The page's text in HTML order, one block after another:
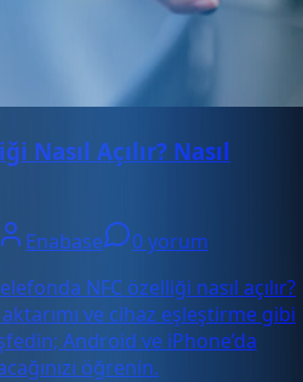
Nasıl Açılır? Nasıl
Enabase
0 yorum
NFC özelliği nasıl açılır?
aktarımı ve cihaz eşleştirme gibi
Android ve iPhone’da
öğrenin.